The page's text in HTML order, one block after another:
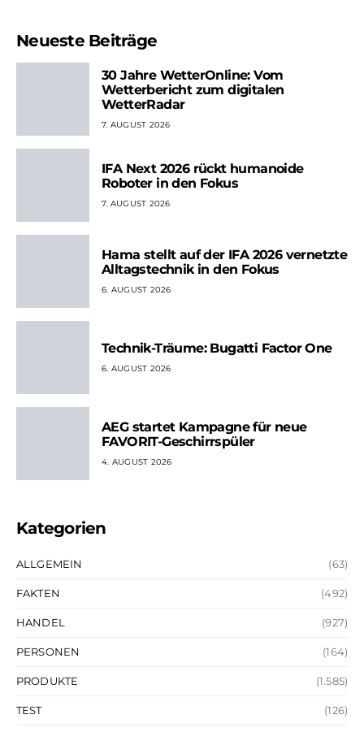
Neueste Beiträge
30 Jahre WetterOnline: Vom
Wetterbericht zum digitalen
WetterRadar
7. AUGUST 2026
IFA Next 2026 rückt humanoide
Roboter in den Fokus
7. AUGUST 2026
Hama stellt auf der IFA 2026 vernetzte
Alltagstechnik in den Fokus
6. AUGUST 2026
Technik-Träume: Bugatti Factor One
6. AUGUST 2026
AEG startet Kampagne für neue
FAVORIT-Geschirrspüler
4. AUGUST 2026
Kategorien
ALLGEMEIN (63)
FAKTEN (492)
HANDEL (927)
PERSONEN (164)
PRODUKTE (1.585)
TEST (126)